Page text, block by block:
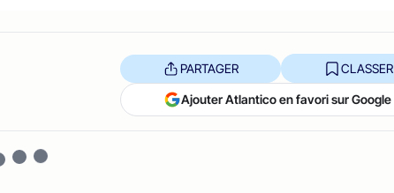
PARTAGER CLASSER
Ajouter Atlantico en favori sur Google